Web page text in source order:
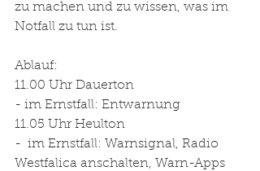
zu machen und zu wissen, was im
Notfall zu tun ist.
Ablauf:
11.00 Uhr Dauerton
- im Ernstfall: Entwarnung
11.05 Uhr Heulton
-  im Ernstfall: Warnsignal, Radio
Westfalica anschalten, Warn-Apps